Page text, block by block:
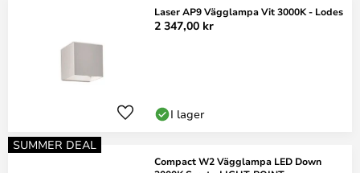
Laser AP9 Vägglampa Vit 3000K - Lodes
2 347,00 kr
I lager
SUMMER DEAL
Compact W2 Vägglampa LED Down